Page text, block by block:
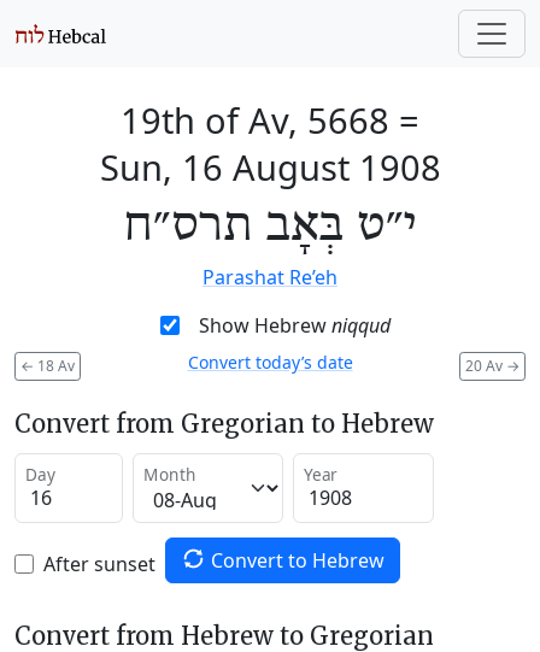
19th of Av, 5668 =
Sun, 16 August 1908
י״ט בְּאָב תרס״ח
Parashat Re’eh
Show Hebrewniqqud
← 18 Av 20 Av →
Convert today’s date
Convert from Gregorian to Hebrew
Day Month Year
After sunset Convert to Hebrew
Convert from Hebrew to Gregorian